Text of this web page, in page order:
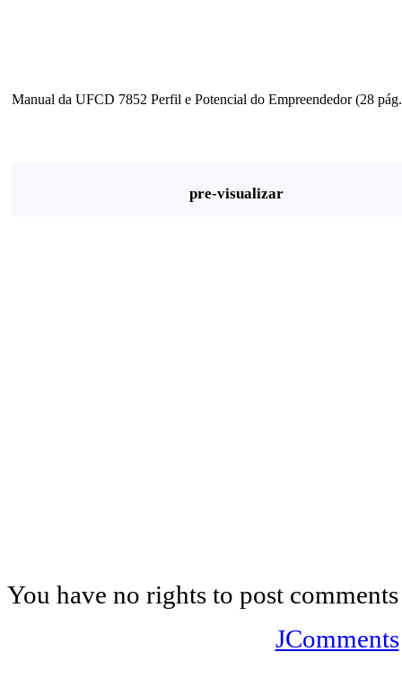
Manual da UFCD 7852 Perfil e Potencial do Empreendedor (28
pre-visualizar
You have no rights to post comments
JComments